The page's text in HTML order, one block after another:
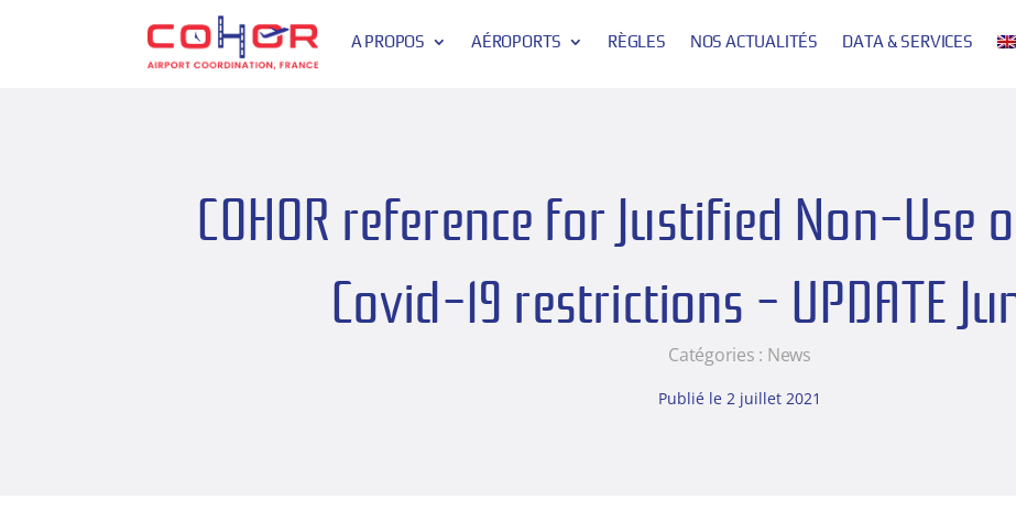
A PROPOS AÉROPORTS RÈGLES NOS ACTUALITÉS DATA & SERVICES
COHOR reference for Justified Non-Use
Covid-19 restrictions – UPDATE
Catégories : News
Publié le 2 juillet 2021